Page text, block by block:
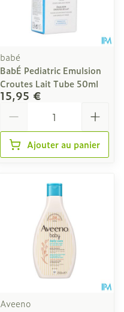
babé
BabÉ Pediatric Emulsion
Croutes Lait Tube 50ml
15,95 €
Ajouter au panier
Aveeno